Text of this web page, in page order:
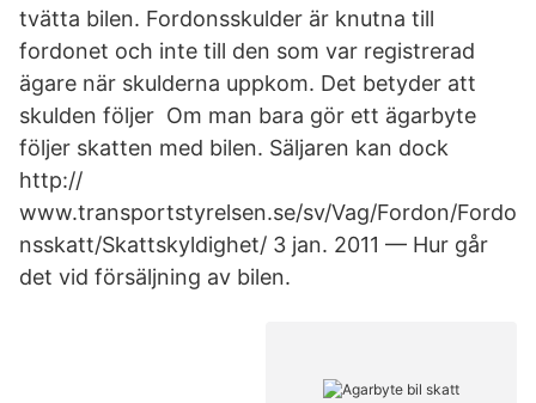
tvätta bilen. Fordonsskulder är knutna till
fordonet och inte till den som var registrerad
ägare när skulderna uppkom. Det betyder att
skulden följer Om man bara gör ett ägarbyte
följer skatten med bilen. Säljaren kan dock
http://​
www.transportstyrelsen.se/sv/Vag/Fordon/Fordo
nsskatt/Skattskyldighet/ 3 jan. 2011 — Hur går
det vid försäljning av bilen.